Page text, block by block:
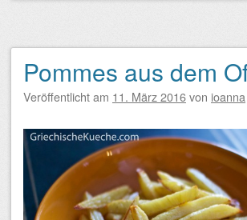
Pommes aus dem
Veröffentlicht am 11. März 2016von ioanna